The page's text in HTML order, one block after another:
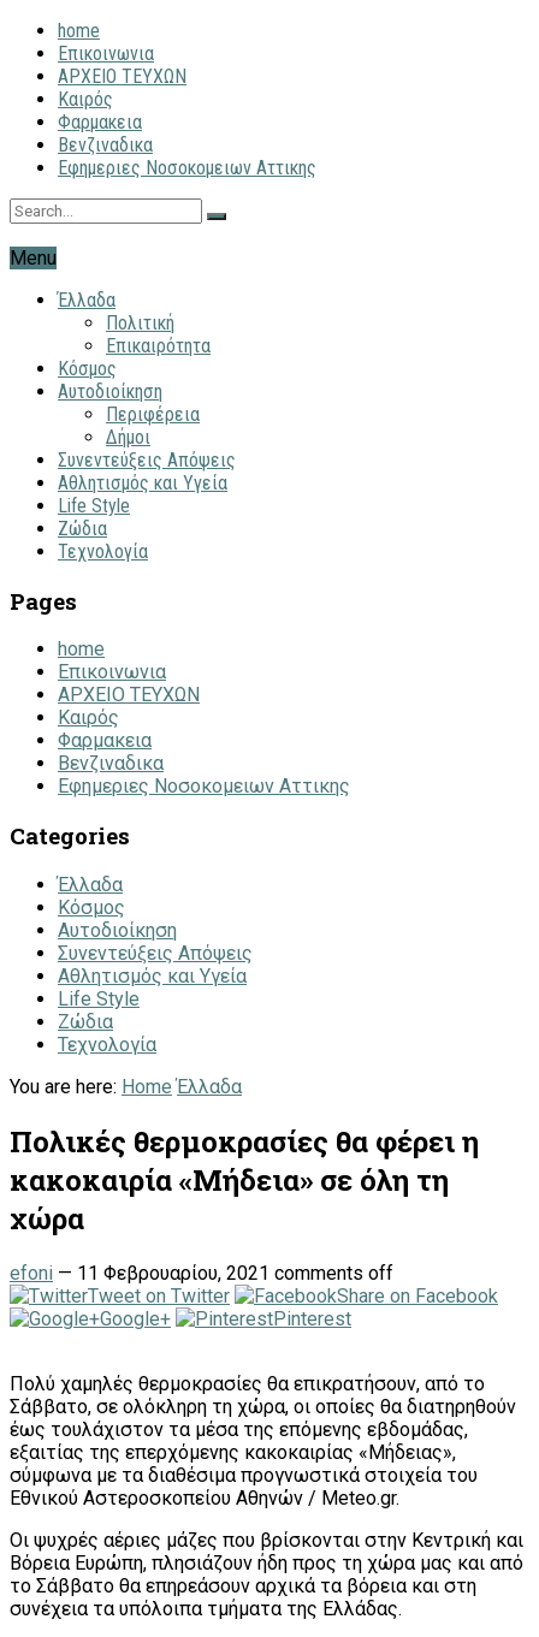
home
Επικοινωνια
ΑΡΧΕΙΟ ΤΕΥΧΩΝ
Καιρός
Φαρμακεια
Βενζιναδικα
Εφημεριες Νοσοκομειων Αττικης
Menu
Έλλαδα
Πολιτική
Επικαιρότητα
Κόσμος
Αυτοδιοίκηση
Περιφέρεια
Δήμοι
Συνεντεύξεις Απόψεις
Αθλητισμός και Υγεία
Life Style
Ζώδια
Τεχνολογία
Pages
home
Επικοινωνια
ΑΡΧΕΙΟ ΤΕΥΧΩΝ
Καιρός
Φαρμακεια
Βενζιναδικα
Εφημεριες Νοσοκομειων Αττικης
Categories
Έλλαδα
Κόσμος
Αυτοδιοίκηση
Συνεντεύξεις Απόψεις
Αθλητισμός και Υγεία
Life Style
Ζώδια
Τεχνολογία
You are here: Home Έλλαδα
Πολικές θερμοκρασίες θα φέρει η
κακοκαιρία «Μήδεια» σε όλη τη
χώρα
efoni — 11 Φεβρουαρίου, 2021 comments off
Tweet on Twitter
Share on Facebook
Google+
Pinterest
Πολύ χαμηλές θερμοκρασίες θα επικρατήσουν, από το
Σάββατο, σε ολόκληρη τη χώρα, οι οποίες θα διατηρηθούν
έως τουλάχιστον τα μέσα της επόμενης εβδομάδας,
εξαιτίας της επερχόμενης κακοκαιρίας «Μήδειας»,
σύμφωνα με τα διαθέσιμα προγνωστικά στοιχεία του
Εθνικού Αστεροσκοπείου Αθηνών / Meteo.gr.
Οι ψυχρές αέριες μάζες που βρίσκονται στην Κεντρική και
Βόρεια Ευρώπη, πλησιάζουν ήδη προς τη χώρα μας και από
το Σάββατο θα επηρεάσουν αρχικά τα βόρεια και στη
συνέχεια τα υπόλοιπα τμήματα της Ελλάδας.